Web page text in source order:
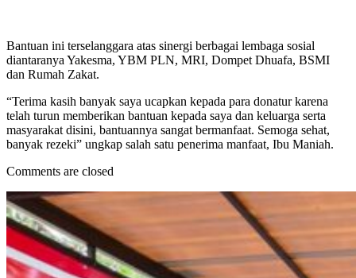
Bantuan ini terselanggara atas sinergi berbagai lembaga sosial
diantaranya Yakesma, YBM PLN, MRI, Dompet Dhuafa, BSMI
dan Rumah Zakat.
“Terima kasih banyak saya ucapkan kepada para donatur karena
telah turun memberikan bantuan kepada saya dan keluarga serta
masyarakat disini, bantuannya sangat bermanfaat. Semoga sehat,
banyak rezeki” ungkap salah satu penerima manfaat, Ibu Maniah.
Comments are closed